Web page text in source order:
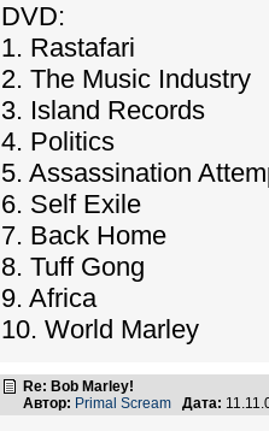
DVD:
1. Rastafari
2. The Music Industry
3. Island Records
4. Politics
5. Assassination
6. Self Exile
7. Back Home
8. Tuff Gong
9. Africa
10. World Marley
Re: Bob Marley!
Автор: Primal Scream Дата: